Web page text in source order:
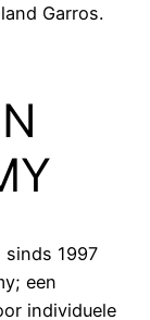
Garros.
sinds 1997
een
individuele